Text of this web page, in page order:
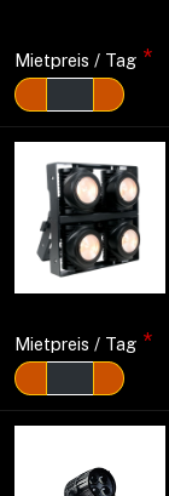
Mietpreis / Tag *
Mietpreis / Tag *